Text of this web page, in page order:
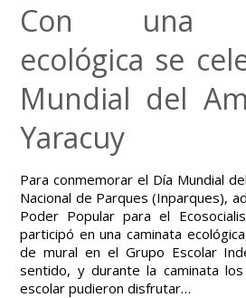
Con una
ecológica se
Mundial del
Yaracuy
Para conmemorar el Día Mundial
Nacional de Parques (Inparques),
Poder Popular para el
participó en una caminata
de mural en el Grupo Escolar
sentido, y durante la caminata
escolar pudieron disfrutar…